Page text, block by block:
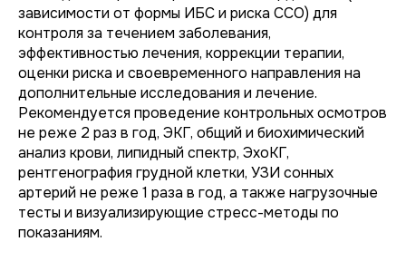
зависимости от формы ИБС и риска ССО) для
контроля за течением заболевания,
эффективностью лечения, коррекции терапии,
оценки риска и своевременного направления на
дополнительные исследования и лечение.
Рекомендуется проведение контрольных осмотров
не реже 2 раз в год, ЭКГ, общий и биохимический
анализ крови, липидный спектр, ЭхоКГ,
рентгенография грудной клетки, УЗИ сонных
артерий не реже 1 раза в год, а также нагрузочные
тесты и визуализирующие стресс-методы по
показаниям.